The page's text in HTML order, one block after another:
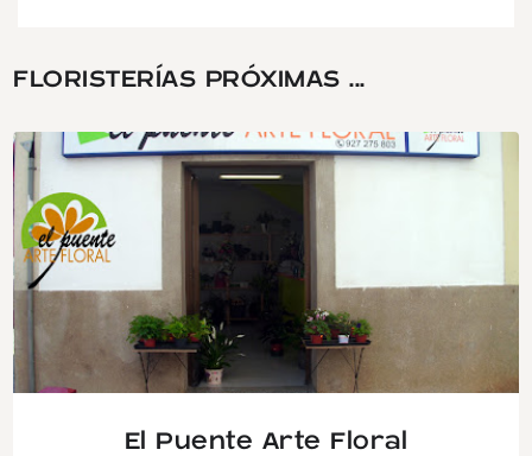
FLORISTERÍAS PRÓXIMAS ...
El Puente Arte Floral